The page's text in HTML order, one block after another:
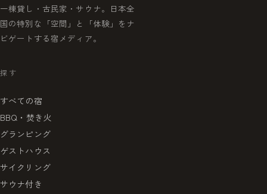
一棟貸し・古民家・サウナ。日本全
国の特別な「空間」と「体験」をナ
ビゲートする宿メディア。
探す
すべての宿
BBQ・焚き火
グランピング
ゲストハウス
サイクリング
サウナ付き